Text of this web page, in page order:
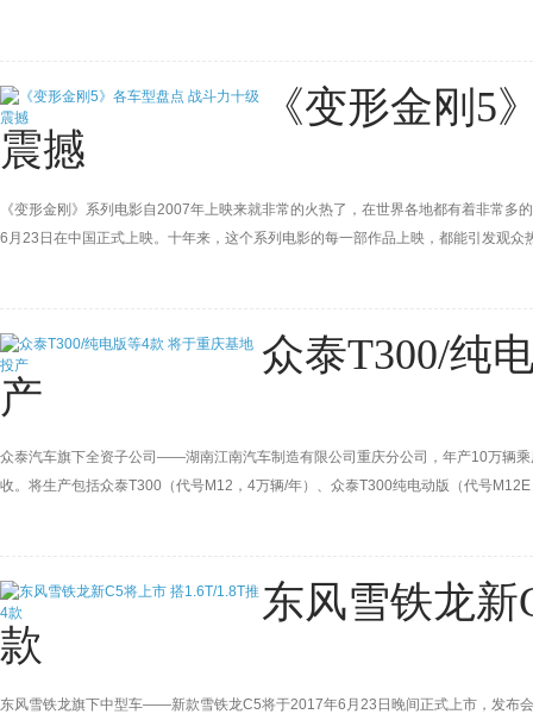
《变形金刚5
震撼
《变形金刚》系列电影自2007年上映来就非常的火热了，在世界各地都有着非常
6月23日在中国正式上映。十年来，这个系列电影的每一部作品上映，都能引发观
众泰T300/纯
产
众泰汽车旗下全资子公司——湖南江南汽车制造有限公司重庆分公司，年产10万辆
收。将生产包括众泰T300（代号M12，4万辆/年）、众泰T300纯电动版（代号
东风雪铁龙新
款
东风雪铁龙旗下中型车——新款雪铁龙C5将于2017年6月23日晚间正式上市，发布